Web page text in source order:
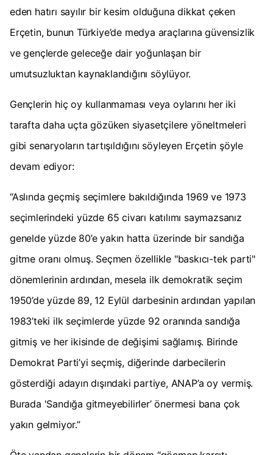
eden hatırı sayılır bir kesim olduğuna dikkat çeken
Erçetin, bunun Türkiye’de medya araçlarına güvensizlik
ve gençlerde geleceğe dair yoğunlaşan bir
umutsuzluktan kaynaklandığını söylüyor.
Gençlerin hiç oy kullanmaması veya oylarını her iki
tarafta daha uçta gözüken siyasetçilere yöneltmeleri
gibi senaryoların tartışıldığını söyleyen Erçetin şöyle
devam ediyor:
“Aslında geçmiş seçimlere bakıldığında 1969 ve 1973
seçimlerindeki yüzde 65 civarı katılımı saymazsanız
genelde yüzde 80’e yakın hatta üzerinde bir sandığa
gitme oranı olmuş. Seçmen özellikle "baskıcı-tek parti"
dönemlerinin ardından, mesela ilk demokratik seçim
1950’de yüzde 89, 12 Eylül darbesinin ardından yapılan
1983’teki ilk seçimlerde yüzde 92 oranında sandığa
gitmiş ve her ikisinde de değişimi sağlamış. Birinde
Demokrat Parti’yi seçmiş, diğerinde darbecilerin
gösterdiği adayın dışındaki partiye, ANAP’a oy vermiş.
Burada 'Sandığa gitmeyebilirler’ önermesi bana çok
yakın gelmiyor.”